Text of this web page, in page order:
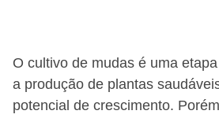
O cultivo de mudas é uma
a produção de plantas
potencial de crescimento.